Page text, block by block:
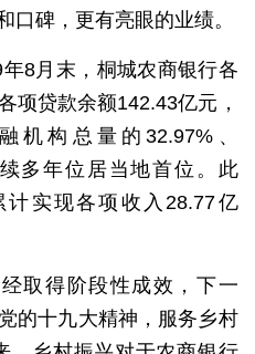
口碑，更有亮眼的业绩。
8月末，桐城农商银行各
项贷款余额142.43亿元，
机构总量的32.97%、
多年位居当地首位。此
计实现各项收入28.77亿
得阶段性成效，下一
的十九大精神，服务乡村